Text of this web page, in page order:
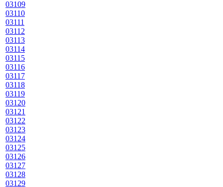
03109
03110
03111
03112
03113
03114
03115
03116
03117
03118
03119
03120
03121
03122
03123
03124
03125
03126
03127
03128
03129